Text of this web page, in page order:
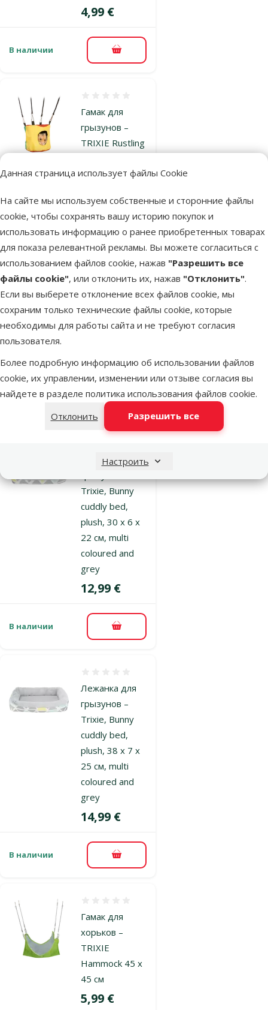
Данная страница использует файлы Cookie
На сайте мы используем собственные и сторонние файлы
cookie, чтобы сохранять вашу историю покупок и
использовать информацию о ранее приобретенных товарах
для показа релевантной рекламы. Вы можете согласиться с
использованием файлов cookie, нажав "Разрешить все
файлы cookie", или отклонить их, нажав "Отклонить".
Если вы выберете отклонение всех файлов cookie, мы
сохраним только технические файлы cookie, которые
необходимы для работы сайта и не требуют согласия
пользователя.
Более подробную информацию об использовании файлов
cookie, их управлении, изменении или отзыве согласия вы
найдете в разделе политика использования файлов cookie.
Отклонить
Разрешить все
Настроить
Цена
4,99 €
В наличии В корзину
Гамак для
грызунов –
TRIXIE Rustling
Цена
3,99 €
В наличии В корзину
Лежанка для
грызунов –
TRIXIE Cuddly
cave, 11 x 14
Оценка 0%
Цена
5,99 €
В наличии В корзину
Лежанка для
Trixie, Bunny
cuddly bed,
plush, 30 x 6 x
22 см, multi
coloured and
grey
Цена
12,99 €
В наличии В корзину
Лежанка для
грызунов –
Trixie, Bunny
cuddly bed,
plush, 38 x 7 x
25 см, multi
coloured and
grey
Цена
14,99 €
В наличии В корзину
Гамак для
хорьков –
TRIXIE
Hammock 45 x
45 см
Цена
5,99 €